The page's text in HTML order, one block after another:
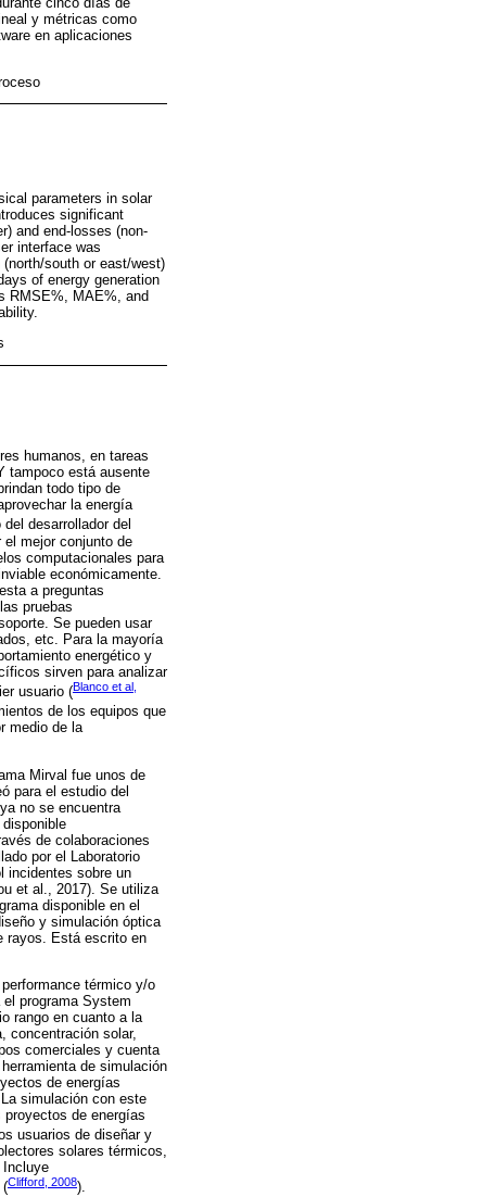
y métricas como
en aplicaciones
parameters in solar
significant
and end-losses (non-
interface was
south or east/west)
of energy generation
RMSE%, MAE%, and
humanos, en tareas
tampoco está ausente
todo tipo de
la energía
desarrollador del
mejor conjunto de
computacionales para
económicamente.
a preguntas
pruebas
Se pueden usar
etc. Para la mayoría
energético y
sirven para analizar
usuario (Blanco et al,
de los equipos que
medio de la
Mirval fue unos de
para el estudio del
no se encuentra
de colaboraciones
por el Laboratorio
incidentes sobre un
et al., 2017). Se utiliza
disponible en el
y simulación óptica
rayos. Está escrito en
térmico y/o
programa System
rango en cuanto a la
concentración solar,
comerciales y cuenta
de simulación
de energías
simulación con este
de energías
usuarios de diseñar y
solares térmicos,
Incluye
(Clifford, 2008).